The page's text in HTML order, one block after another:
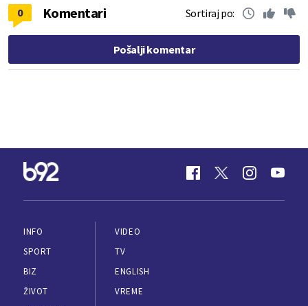
0 Komentari Sortiraj po:
Pošalji komentar
INFO
SPORT
BIZ
ŽIVOT
VIDEO
TV
ENGLISH
VREME